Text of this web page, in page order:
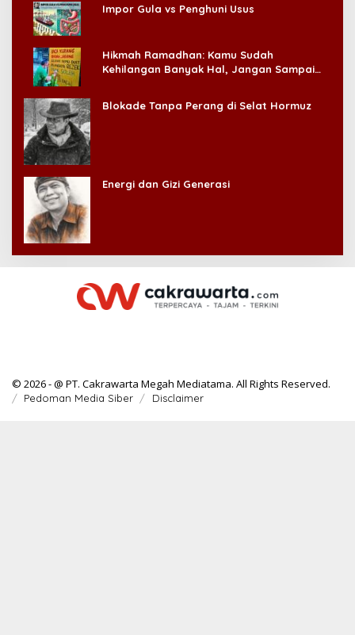
Impor Gula vs Penghuni Usus
Hikmah Ramadhan: Kamu Sudah
Kehilangan Banyak Hal, Jangan Sampai
Blokade Tanpa Perang di Selat Hormuz
Energi dan Gizi Generasi
© 2026 - @ PT. Cakrawarta Megah Mediatama. All Rights Reserved.
Pedoman Media Siber Disclaimer